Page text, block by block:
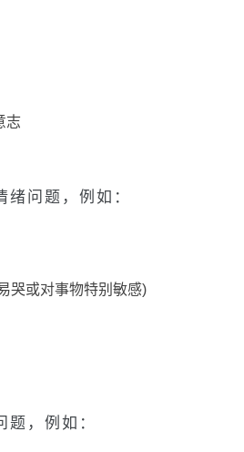
志
绪问题，例如：
哭或对事物特别敏感)
题，例如：